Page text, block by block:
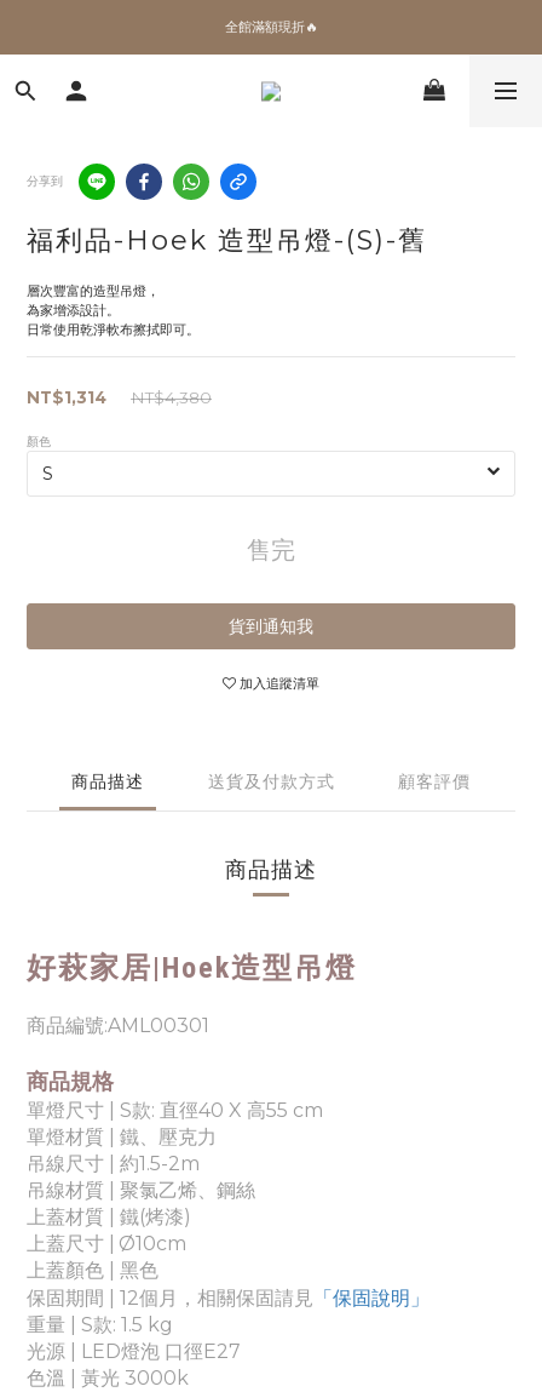
✨加入會員 即領100購物金🎫
全館滿額現折🔥
加拿大Umbra．買千送百🎫
分享到
福利品-Hoek 造型吊燈-(S)-舊
層次豐富的造型吊燈，
為家增添設計。
日常使用乾淨軟布擦拭即可。
NT$4,380
NT$1,314
顏色
售完
貨到通知我
加入追蹤清單
商品描述 送貨及付款方式 顧客評價
商品描述
好萩家居|Hoek造型吊燈
商品編號:AML00301
商品規格
單燈尺寸 | S款: 直徑40 X 高55 cm
單燈材質 | 鐵、壓克力
吊線尺寸 | 約1.5-2m
吊線材質 | 聚氯乙烯、鋼絲
上蓋材質 | 鐵(烤漆)
上蓋尺寸 |
Ø10cm
上蓋顏色 | 黑色
保固期間 | 12個月，相關保固請見 「保固說明」
重量 | S款: 1.5 kg
光源 |
LED燈泡 口徑E27
色溫 | 黃光 3000k